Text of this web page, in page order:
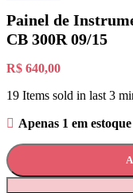
Painel de
CB 300R 09/15
R$ 640,00
19 Items sold in last 3
Apenas 1 em estoque